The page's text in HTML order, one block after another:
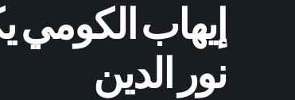
7 ساعات ago
إيهاب الكومي
نور الدين